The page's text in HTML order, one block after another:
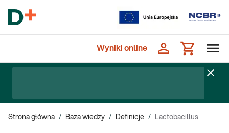
Wyniki online
Strona główna / Baza wiedzy / Definicje / Lactobacillus